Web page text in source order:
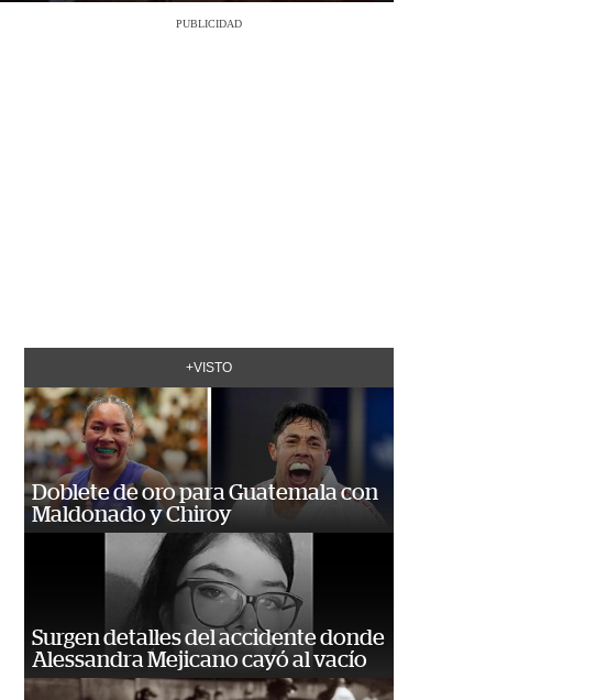
PUBLICIDAD
+VISTO
Doblete de oro para Guatemala con
Maldonado y Chiroy
Surgen detalles del accidente donde
Alessandra Mejicano cayó al vacío